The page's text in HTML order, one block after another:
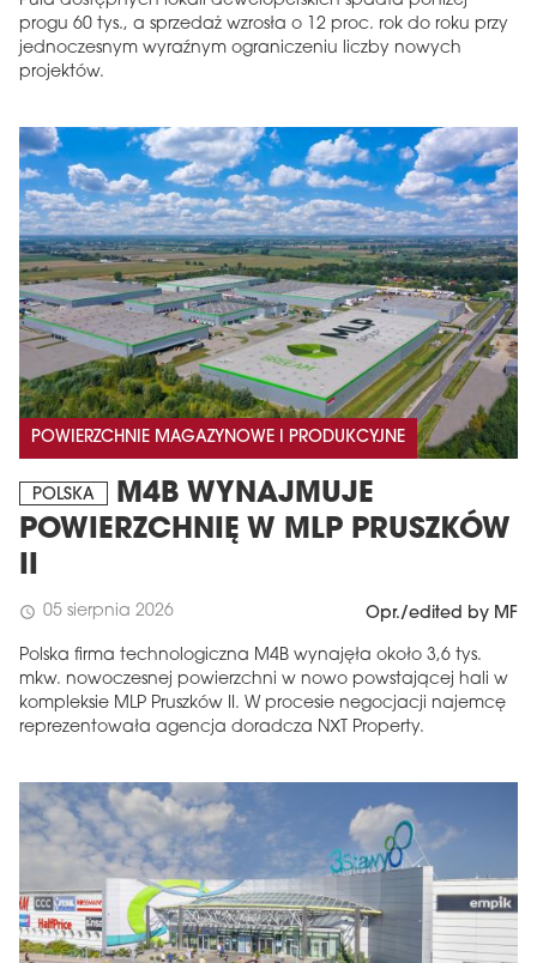
progu 60 tys., a sprzedaż wzrosła o 12 proc. rok do roku przy
jednoczesnym wyraźnym ograniczeniu liczby nowych
projektów.
POWIERZCHNIE MAGAZYNOWE I PRODUKCYJNE
POLSKA
M4B WYNAJMUJE
POWIERZCHNIĘ W MLP PRUSZKÓW
II
schedule 05 sierpnia 2026 Opr./edited by MF
Polska firma technologiczna M4B wynajęła około 3,6 tys.
mkw. nowoczesnej powierzchni w nowo powstającej hali w
kompleksie MLP Pruszków II. W procesie negocjacji najemcę
reprezentowała agencja doradcza NXT Property.